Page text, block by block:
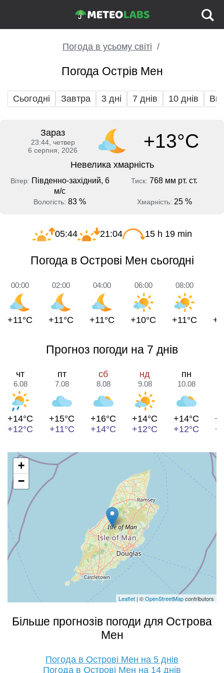
Погода в усьому світі
Погода Острів Мен
Сьогодні Завтра 3 дні 7 днів 10 днів
Зараз
23:44, четвер
6 серпня, 2026
+13°C
Невелика хмарність
Вітер: Південно-західний, 6
м/с
Тиск: 768 мм рт. ст.
Вологість: 83 % Хмарність: 25 %
05:44 21:04 15 h 19 min
Погода в Острові Мен сьогодні
00:00
+11°C
02:00
+11°C
04:00
+11°C
06:00
+10°C
08:00
+11°C
Прогноз погоди на 7 днів
чт
6.08
+14°C
+12°C
пт
7.08
+15°C
+11°C
сб
8.08
+16°C
+14°C
нд
9.08
+14°C
+12°C
пн
10.08
+14°C
+12°C
+
−
Leaflet | ©OpenStreetMapcontributors
Більше прогнозів погоди для Острова
Мен
Погода в Острові Мен на 5 днів
Погода в Острові Мен на 14 днів